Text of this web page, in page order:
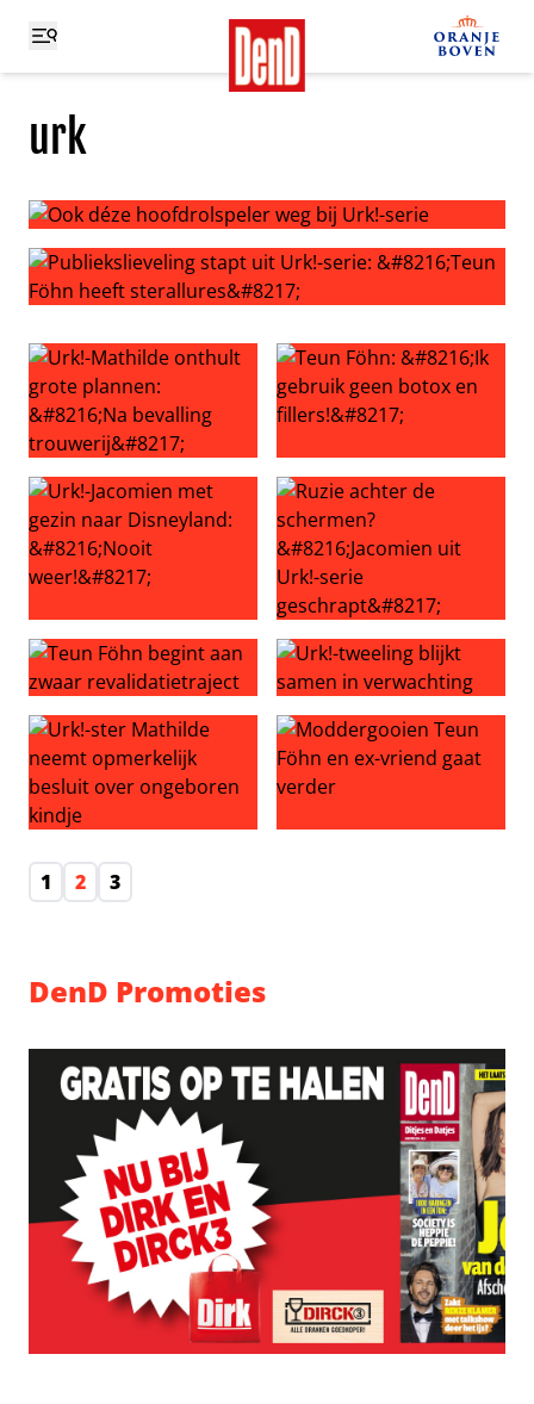
urk
Ook déze hoofdrolspeler weg bij Urk!-serie
Urk!-Mathilde onthult grote plannen: ‘Na bevalling
Teun Föhn: ‘Ik gebruik geen
Urk!-Jacomien met gezin naar Disneyland: ‘Nooit weer!’
Ruzie achter de schermen?
Teun Föhn begint aan zwaar revalidatietraject
Urk!-tweeling blijkt samen
1
2 3
DenD Promoties